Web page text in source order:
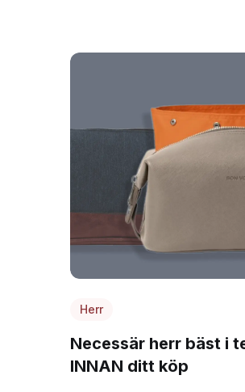
Herr
Necessär herr bäst i
INNAN ditt köp